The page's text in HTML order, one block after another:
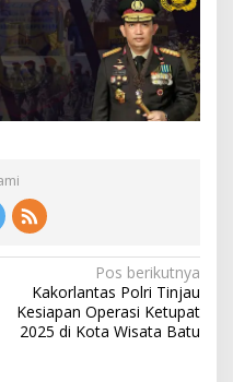
Pos berikutnya
Kakorlantas Polri Tinjau
Kesiapan Operasi Ketupat
2025 di Kota Wisata Batu